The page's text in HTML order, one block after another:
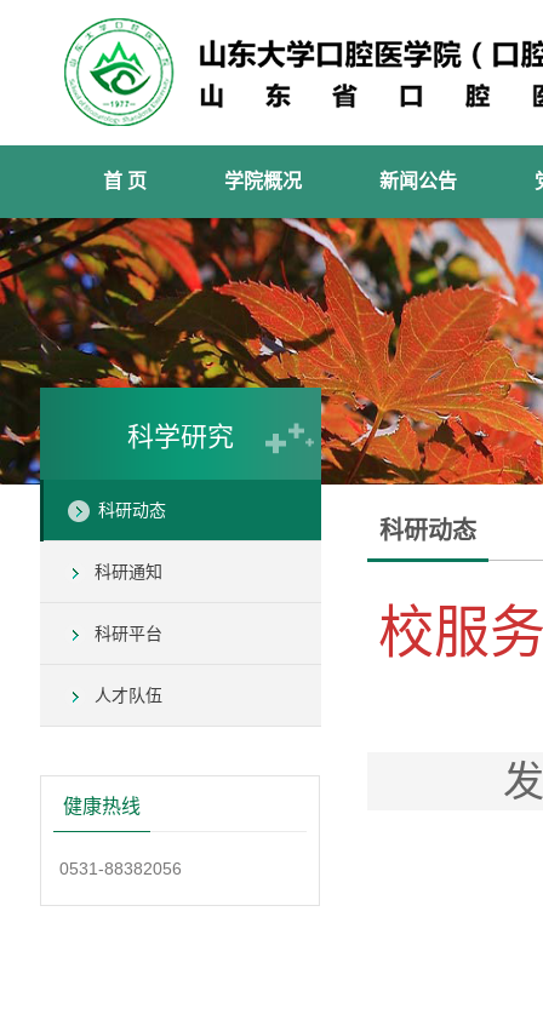
首 页 学院概况 新闻公告
科学研究
科研动态
科研通知
科研平台
人才队伍
健康热线
0531-88382056
科研动态
校服